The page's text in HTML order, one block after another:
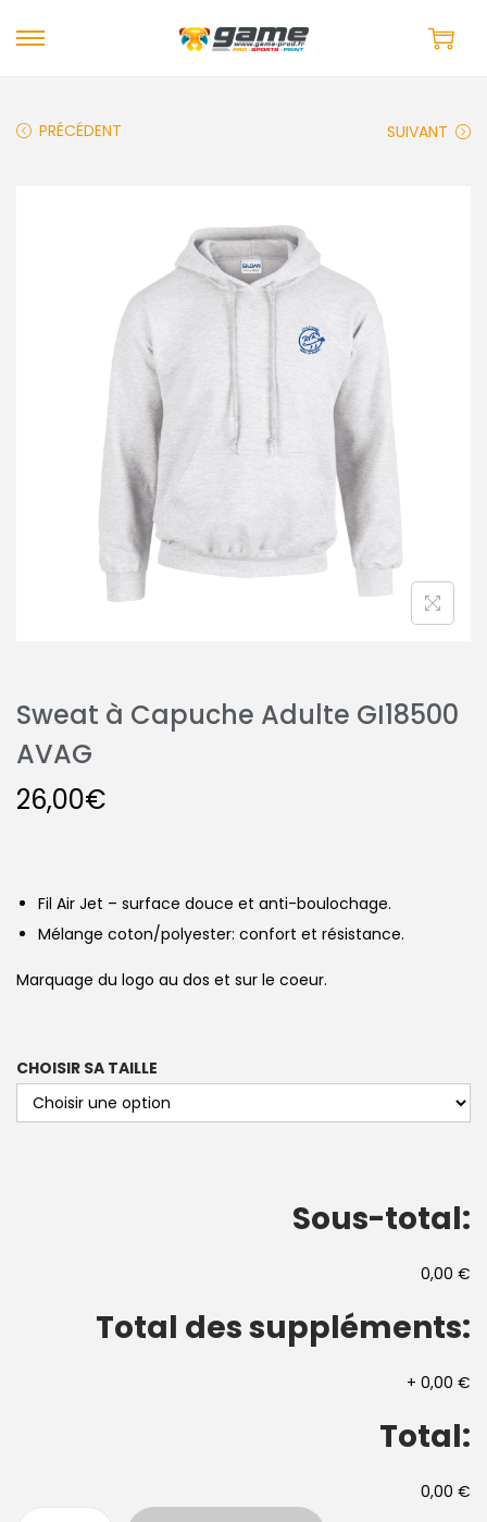
PRÉCÉDENT SUIVANT
Sweat à Capuche Adulte GI18500
AVAG
26,00€
Fil Air Jet – surface douce et anti-boulochage.
Mélange coton/polyester: confort et résistance.
Marquage du logo au dos et sur le coeur.
CHOISIR SA TAILLE
Sous-total:
0,00 €
Total des suppléments:
+ 0,00 €
Total:
0,00 €